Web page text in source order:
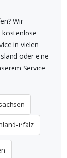
Wir
kostenlose
in vielen
oder eine
Service
Pfalz